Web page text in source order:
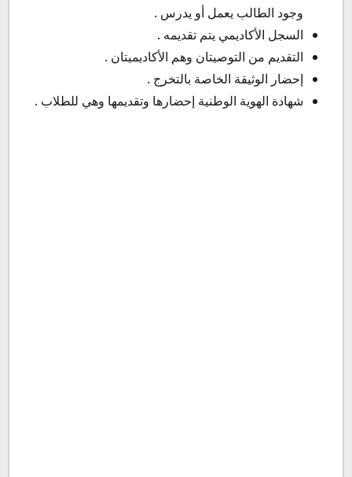
وجود الطالب يعمل أو يدرس .
السجل الأكاديمي يتم تقديمه .
التقديم من التوصيتان وهم الأكاديميتان .
إحضار الوثيقة الخاصة بالتخرج .
شهادة الهوية الوطنية إحضارها وتقديمها وهي للطلاب .